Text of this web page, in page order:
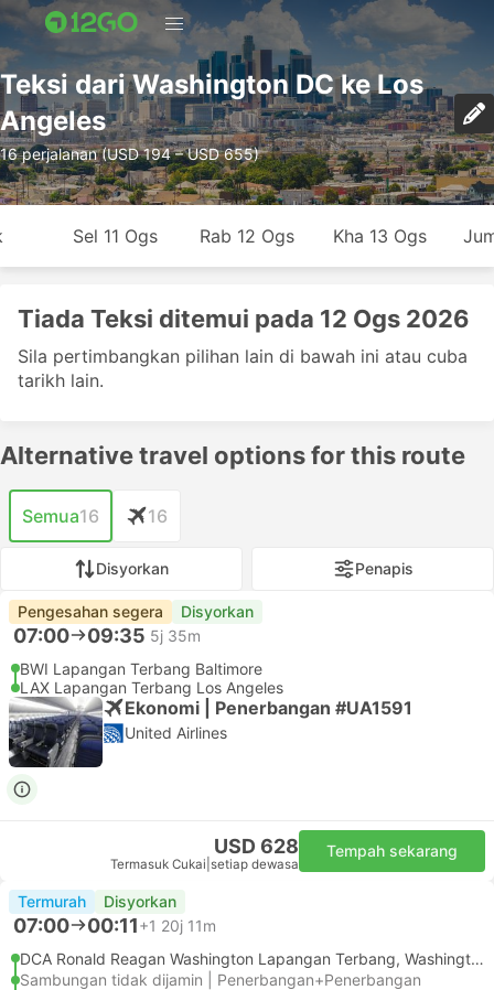
Teksi dari Washington DC ke Los
Angeles
16 perjalanan (USD 194 – USD 655)
Sel 11 Ogs Rab 12 Ogs Kha 13 Ogs
Tiada Teksi ditemui pada 12 Ogs 2026
Sila pertimbangkan pilihan lain di bawah ini atau cuba
tarikh lain.
Alternative travel options for this route
Semua16 16
Disyorkan Penapis
Pengesahan segera Disyorkan
07:00 09:35 5j 35m
BWI Lapangan Terbang Baltimore
LAX Lapangan Terbang Los Angeles
Ekonomi | Penerbangan #UA1591
United Airlines
USD 628
Termasuk Cukai setiap dewasa
Tempah sekarang
Termurah Disyorkan
07:00 00:11+1 20j 11m
DCA Ronald Reagan Washington Lapangan Terbang, Washington DC
Sambungan tidak dijamin | Penerbangan+Penerbangan